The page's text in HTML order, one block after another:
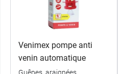
Venimex pompe anti
venin automatique